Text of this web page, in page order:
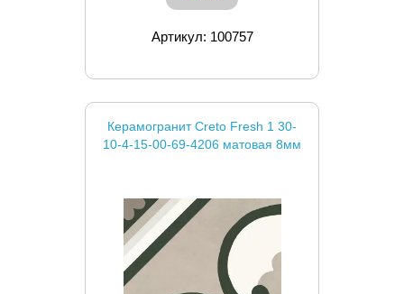
Артикул: 100757
Керамогранит Creto Fresh 1 30-
10-4-15-00-69-4206 матовая 8мм